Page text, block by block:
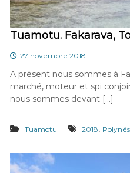
Tuamotu. Fakarava,
27 novembre 2018
A présent nous sommes à
marché, moteur et spi
nous sommes devant […]
Tuamotu 2018,